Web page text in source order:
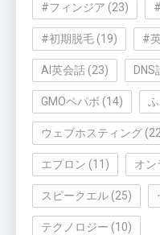
#フィンジア (23)
#初期脱毛 (19) #
AI英会話 (23) DNS
GMOペパボ (14)
ウェブホスティング
エプロン (11) オン
スピークエル (25)
テクノロジー (10)